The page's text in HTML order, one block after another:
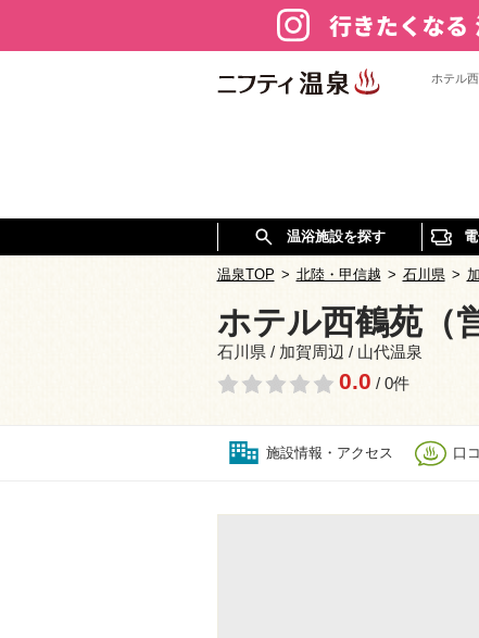
ホテル
温浴施設を探す
温泉TOP > 北陸・甲信越 > 石川県 >
ホテル西鶴苑（
石川県 / 加賀周辺 / 山代温泉
0.0 / 0件
施設情報・アクセス 口